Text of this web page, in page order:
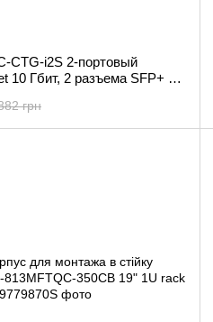
CTG-i2S 2-портовый
10 Гбит, 2 разъема SFP+ 10
грн